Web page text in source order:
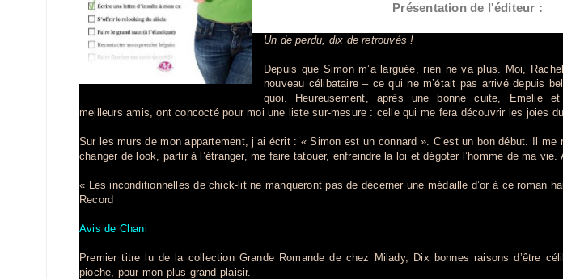
Présentation de l'éditeur :
Un de perdu, dix de retrouvés !
Depuis que Simon m’a larguée, rien ne va plus. Moi,
nouveau célibataire – ce qui ne m’était pas arrivé depuis
quoi. Heureusement, après une bonne cuite, Emelie
meilleurs amis, ont concocté pour moi une liste sur-mesure : celle qui me fera découvrir les joies
Sur les murs de mon appartement, j’ai écrit : « Simon est un connard ». C’est un bon début. Il me
changer de look, partir à l’étranger, me faire tatouer, enfreindre la loi et dégoter l’homme de ma vie.
« Les inconditionnelles de chick-lit ne manqueront pas de décerner une médaille d’or à ce roman
Record
Avis de Chani
Premier titre lu de la collection Grande Romande de chez Milady, Dix bonnes raisons d’être
pioche, pour mon plus grand plaisir.